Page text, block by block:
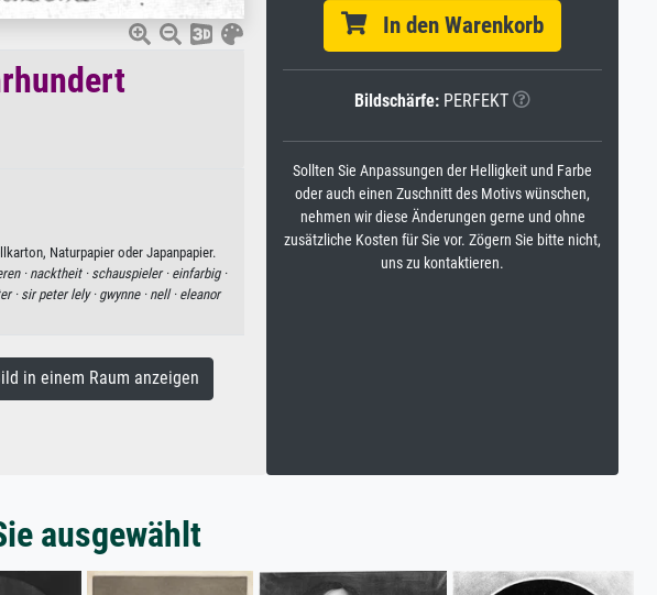
Naturpapier oder Japanpapier.
·nacktheit · schauspieler · einfarbig ·
· sir peter lely · gwynne · nell · eleanor
in einem Raum anzeigen
In den Warenkorb
Bildschärfe: PERFEKT
Sollten Sie Anpassungen der Helligkeit und Farbe
oder auch einen Zuschnitt des Motivs wünschen,
nehmen wir diese Änderungen gerne und ohne
zusätzliche Kosten für Sie vor. Zögern Sie bitte nicht,
uns zu kontaktieren.
ausgewählt